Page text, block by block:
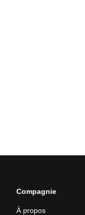
Compagnie
À propos